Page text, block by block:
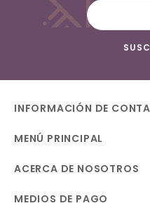
INFORMACIÓN DE
MENÚ PRINCIPAL
ACERCA DE NOSOTROS
MEDIOS DE PAGO